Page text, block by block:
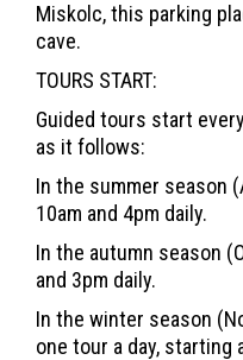
Miskolc, this parking
cave.
TOURS START:
Guided tours start
as it follows:
In the summer season
10am and 4pm daily.
In the autumn season
and 3pm daily.
In the winter season
one tour a day, starting